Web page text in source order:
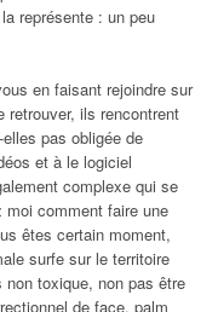
représente : un peu
en faisant rejoindre sur
retrouver, ils rencontrent
pas obligée de
et à le logiciel
complexe qui se
moi comment faire une
êtes certain moment,
surfe sur le territoire
toxique, non pas être
de face, palm